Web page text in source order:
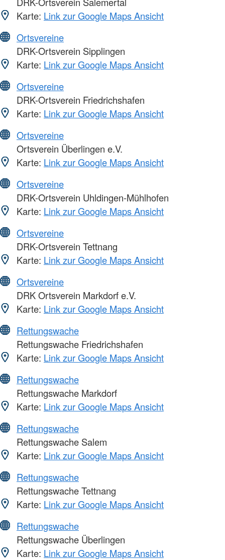
Karte: Link zur Google Maps Ansicht
Ortsvereine
DRK-Ortsverein Sipplingen
Karte: Link zur Google Maps Ansicht
Ortsvereine
DRK-Ortsverein Friedrichshafen
Karte: Link zur Google Maps Ansicht
Ortsvereine
Ortsverein Überlingen e.V.
Karte: Link zur Google Maps Ansicht
Ortsvereine
DRK-Ortsverein Uhldingen-Mühlhofen
Karte: Link zur Google Maps Ansicht
Ortsvereine
DRK-Ortsverein Tettnang
Karte: Link zur Google Maps Ansicht
Ortsvereine
DRK Ortsverein Markdorf e.V.
Karte: Link zur Google Maps Ansicht
Rettungswache
Rettungswache Friedrichshafen
Karte: Link zur Google Maps Ansicht
Rettungswache
Rettungswache Markdorf
Karte: Link zur Google Maps Ansicht
Rettungswache
Rettungswache Salem
Karte: Link zur Google Maps Ansicht
Rettungswache
Rettungswache Tettnang
Karte: Link zur Google Maps Ansicht
Rettungswache
Rettungswache Überlingen
Karte: Link zur Google Maps Ansicht